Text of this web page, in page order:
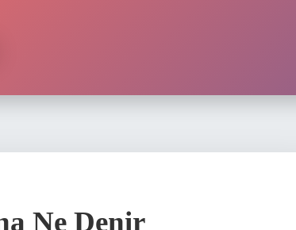
Ne Denir